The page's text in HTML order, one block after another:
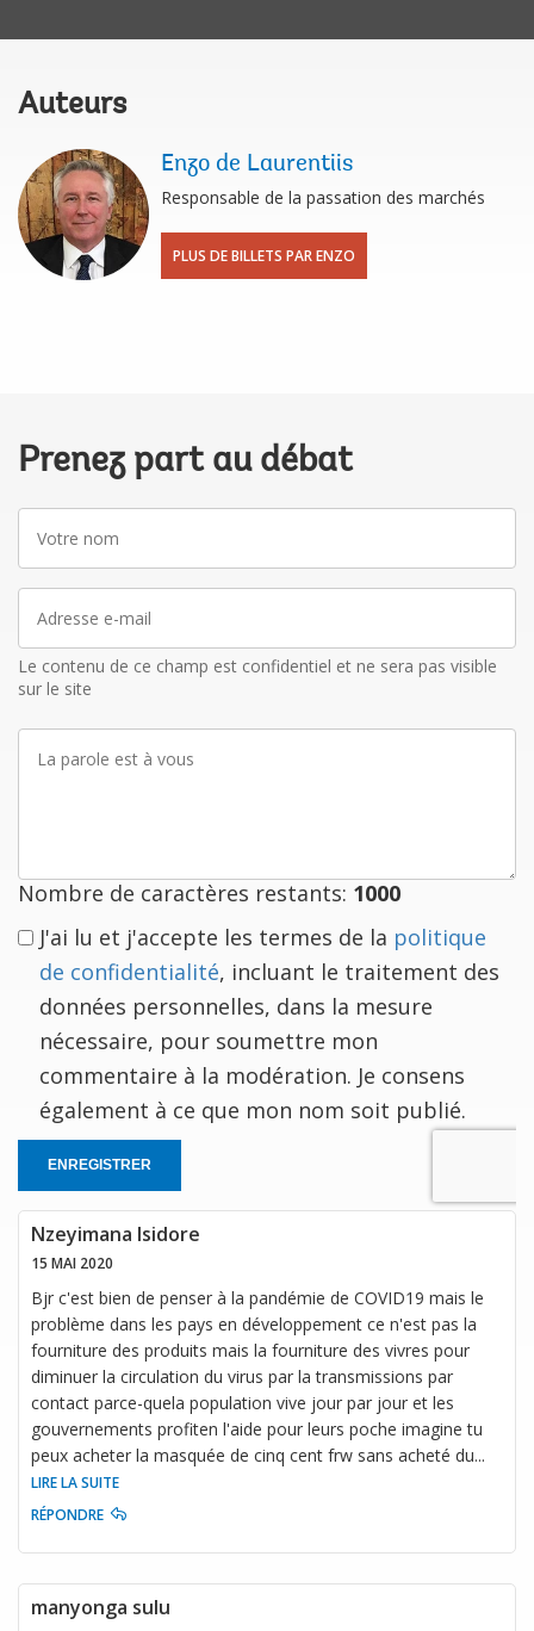
Auteurs
Enzo de Laurentiis
Responsable de la passation des marchés
PLUS DE BILLETS PAR ENZO
Prenez part au débat
nom
mail
Le contenu de ce champ est confidentiel et ne sera pas visible
sur le site
parole
Nombre de caractères restants: 1000
J'ai lu et j'accepte les termes de la politique
de confidentialité, incluant le traitement des
données personnelles, dans la mesure
nécessaire, pour soumettre mon
commentaire à la modération. Je consens
également à ce que mon nom soit publié.
ENREGISTRER
Nzeyimana Isidore
15 MAI 2020
Bjr c'est bien de penser à la pandémie de COVID19 mais le
problème dans les pays en développement ce n'est pas la
fourniture des produits mais la fourniture des vivres pour
diminuer la circulation du virus par la transmissions par
contact parce-quela population vive jour par jour et les
gouvernements profiten l'aide pour leurs poche imagine tu
peux acheter la masquée de cinq cent frw sans acheté du...
LIRE LA SUITE
RÉPONDRE
manyonga sulu